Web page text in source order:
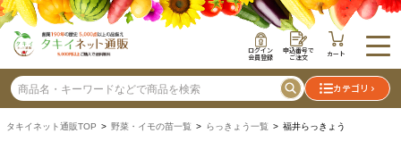
ログイン
会員登録
申込番号で
ご注文 カート
カテゴリ
タキイネット通販TOP > 野菜・イモの苗一覧 > らっきょう一覧 > 福井らっきょう